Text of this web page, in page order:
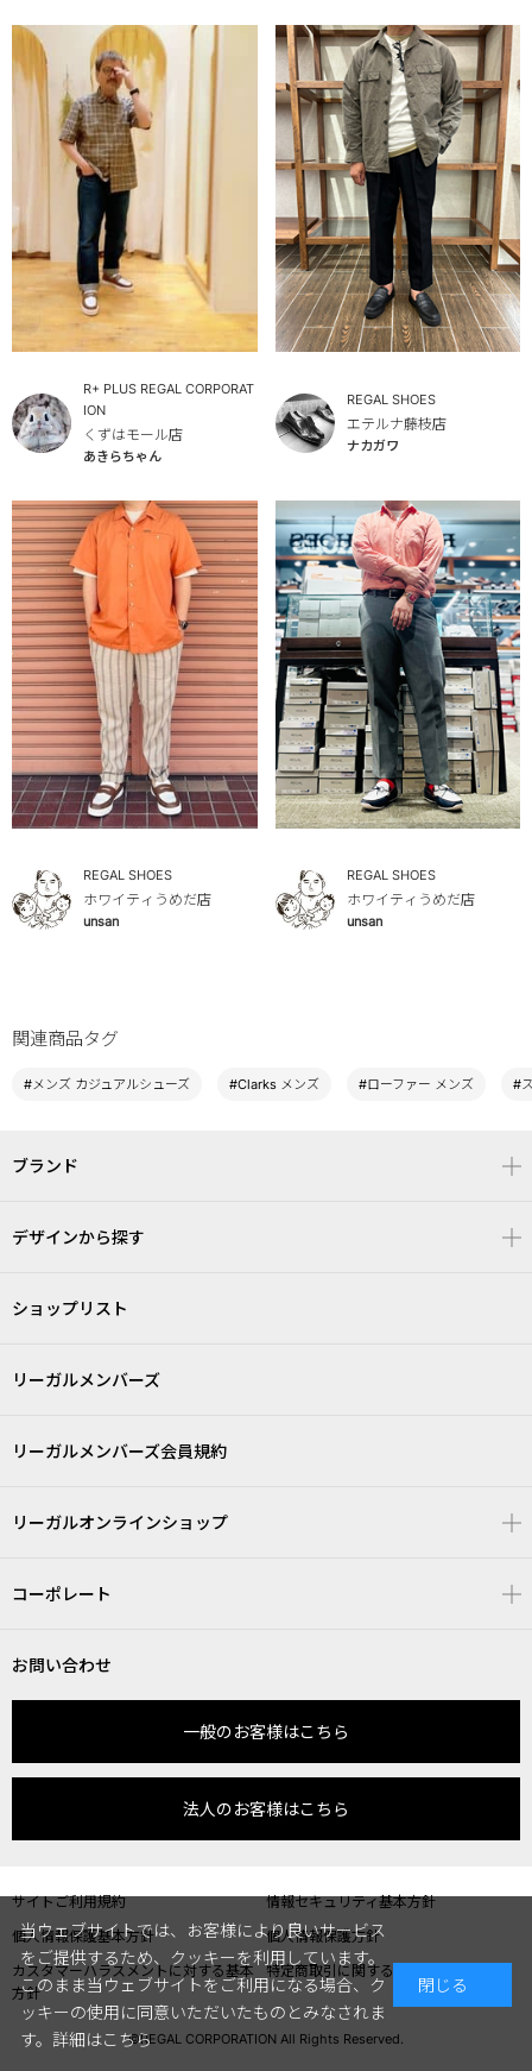
R+ PLUS REGAL CORPORAT
ION
くずはモール店
あきらちゃん
REGAL SHOES
エテルナ藤枝店
ナカガワ
REGAL SHOES
ホワイティうめだ店
unsan
REGAL SHOES
ホワイティうめだ店
unsan
関連商品タグ
#メンズ カジュアルシューズ #Clarks メンズ #ローファー メンズ #
ブランド
デザインから探す
ショップリスト
リーガルメンバーズ
リーガルメンバーズ会員規約
リーガルオンラインショップ
コーポレート
お問い合わせ
一般のお客様はこちら
法人のお客様はこちら
サイトご利用規約
情報セキュリティ基本方針
個人情報保護基本方針
個人情報保護方針
カスタマーハラスメントに対する基本
方針
特定商取引に関する表記
©REGAL CORPORATION All Rights Reserved.
当ウェブサイトでは、お客様により良いサービス
をご提供するため、クッキーを利用しています。
このまま当ウェブサイトをご利用になる場合、ク
ッキーの使用に同意いただいたものとみなされま
す。 詳細はこちら
閉じる